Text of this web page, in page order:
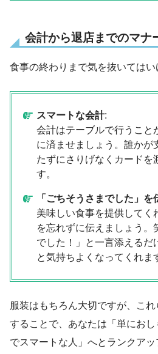
会計から退店までのマナ
食事の終わりまで気を抜いてはい
スマートな会計:
会計はテーブルで行うこと
に済ませましょう。誰かが
たずにさりげなくカードを
す。
「ごちそうさまでした」を
美味しい食事を提供してく
を忘れずに伝えましょう。
でした！」と一言添えるだ
と気持ちよくなってくれま
服装はもちろん大切ですが、こ
することで、あなたは「単にお
でスマートな人」へとランクア